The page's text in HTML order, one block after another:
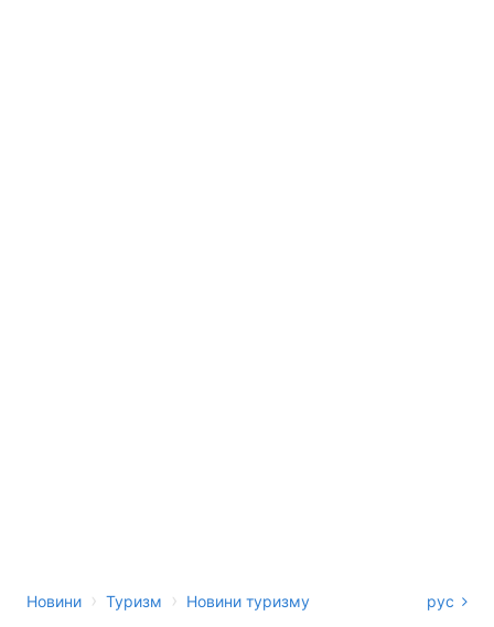
Новини › Туризм › Новини туризму рус